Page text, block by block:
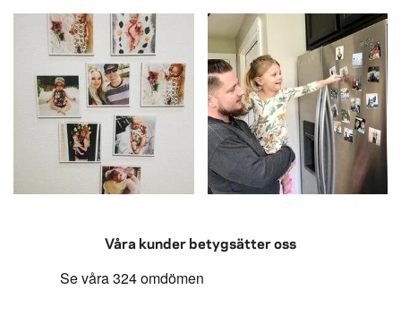
Våra kunder betygsätter oss